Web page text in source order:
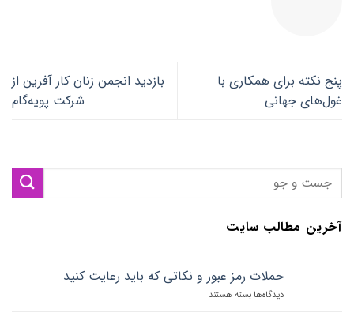
پنج نکته برای همکاری با
غول‌های جهانی
بازدید انجمن زنان کار آفرین از
شرکت پویه‌گام
آخرین مطالب سایت
حملات رمز عبور و نکاتی که باید رعایت کنید
دیدگاه‌ها برای
بسته هستند